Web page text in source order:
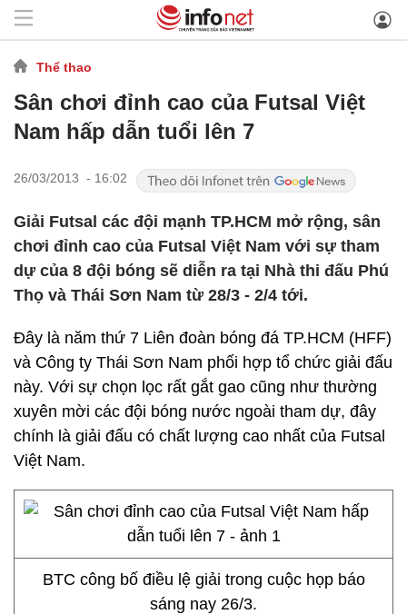
Thể thao
Sân chơi đỉnh cao của Futsal Việt
Nam hấp dẫn tuổi lên 7
26/03/2013 - 16:02
Giải Futsal các đội mạnh TP.HCM mở rộng, sân
chơi đỉnh cao của Futsal Việt Nam với sự tham
dự của 8 đội bóng sẽ diễn ra tại Nhà thi đấu Phú
Thọ và Thái Sơn Nam từ 28/3 - 2/4 tới.
Đây là năm thứ 7 Liên đoàn bóng đá TP.HCM (HFF)
và Công ty Thái Sơn Nam phối hợp tổ chức giải đấu
này. Với sự chọn lọc rất gắt gao cũng như thường
xuyên mời các đội bóng nước ngoài tham dự, đây
chính là giải đấu có chất lượng cao nhất của Futsal
Việt Nam.
BTC công bố điều lệ giải trong cuộc họp báo
sáng nay 26/3.